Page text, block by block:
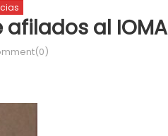
afilados al IOMA